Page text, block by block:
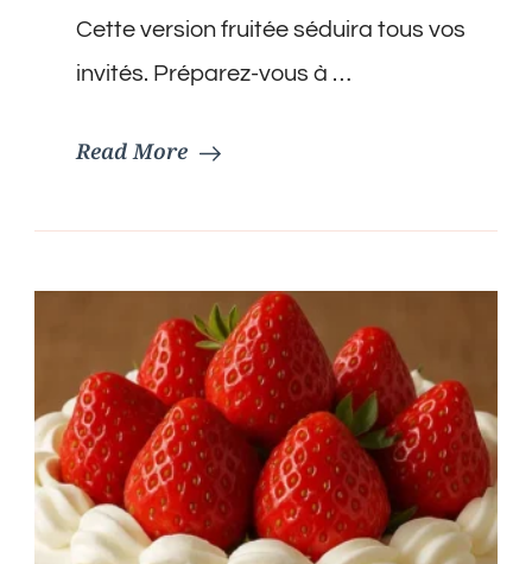
Cette version fruitée séduira tous vos
invités. Préparez-vous à …
Read More